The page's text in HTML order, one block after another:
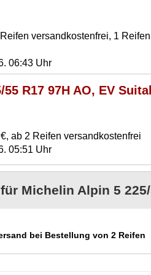
versandkostenfrei, 1
06:43 Uhr
R17 97H AO, EV
ab 2 Reifen versandkostenfrei
05:51 Uhr
Michelin Alpin 5
bei Bestellung von 2 Reifen